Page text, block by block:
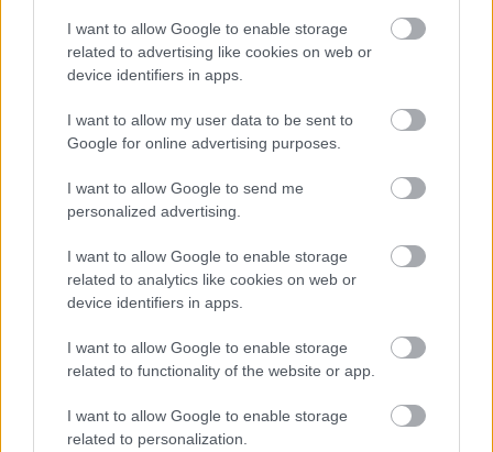
I want to allow Google to enable storage
related to advertising like cookies on web or
device identifiers in apps.
I want to allow my user data to be sent to
Google for online advertising purposes.
I want to allow Google to send me
personalized advertising.
I want to allow Google to enable storage
related to analytics like cookies on web or
device identifiers in apps.
I want to allow Google to enable storage
related to functionality of the website or app.
I want to allow Google to enable storage
related to personalization.
ezüstnyilak tavalyi autója, a W13 rendkívül sokat szenvedett a
leszorítóerő hiánya, valamint a pattogás jelensége miatt is.
Lewis Hamiltonnak és [&hellip;]
FORMA-1 / 2022. JÚL. 15.